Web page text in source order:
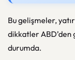
Bu gelişmeler,
dikkatler ABD’den
durumda.